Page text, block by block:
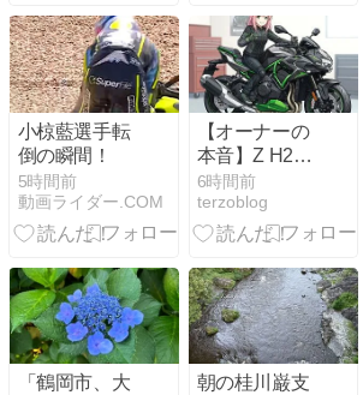
ごと満喫🎢🗻
小椋藍選手転
倒の瞬間！
5時間前
動画ライダー.COM
【オーナーの
本音】Z H2無
印からSEへ乗
り換えて分か
った真実！電
ボ・見た目の
リアルな違
い！
6時間前
terzoblog
「鶴岡市、大
朝の桂川巌支